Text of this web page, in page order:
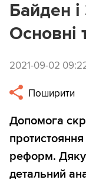
Байден
Основні
2021-09-02
Поширити
Допомога
реформ.
детальний